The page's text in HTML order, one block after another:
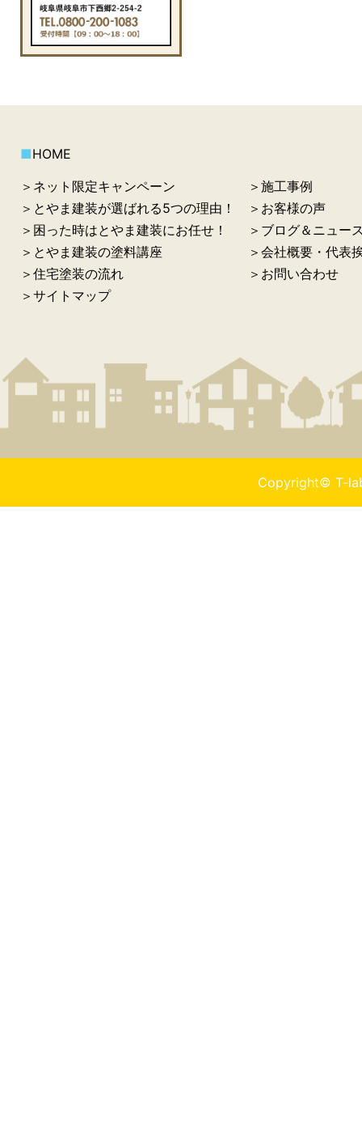
■HOME
＞ネット限定キャンペーン
＞とやま建装が選ばれる5つの理由！
＞困った時はとやま建装にお任せ！
＞とやま建装の塗料講座
＞住宅塗装の流れ
＞サイトマップ
＞施工事例
＞お客様の声
＞ブログ＆ニュー
＞会社概要・代表
＞お問い合わせ
Copyright© T-